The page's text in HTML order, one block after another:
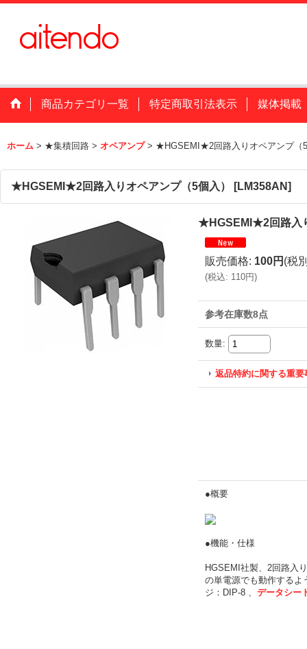
商品カテゴリ一覧 特定商取引法表示 媒体掲載
ホーム > ★集積回路 > オペアンプ > ★HGSEMI★2回路入りオペアンプ（
★HGSEMI★2回路入りオペアンプ（5個入） [LM358AN]
★HGSEMI★2回路入
販売価格: 100円 (税
(税込: 110円)
参考在庫数8点
数量:
返品特約に関する重要
●概要
●機能・仕様
HGSEMI社製、2回路入
の単電源でも動作するよ
ジ：DIP-8 、 データシー